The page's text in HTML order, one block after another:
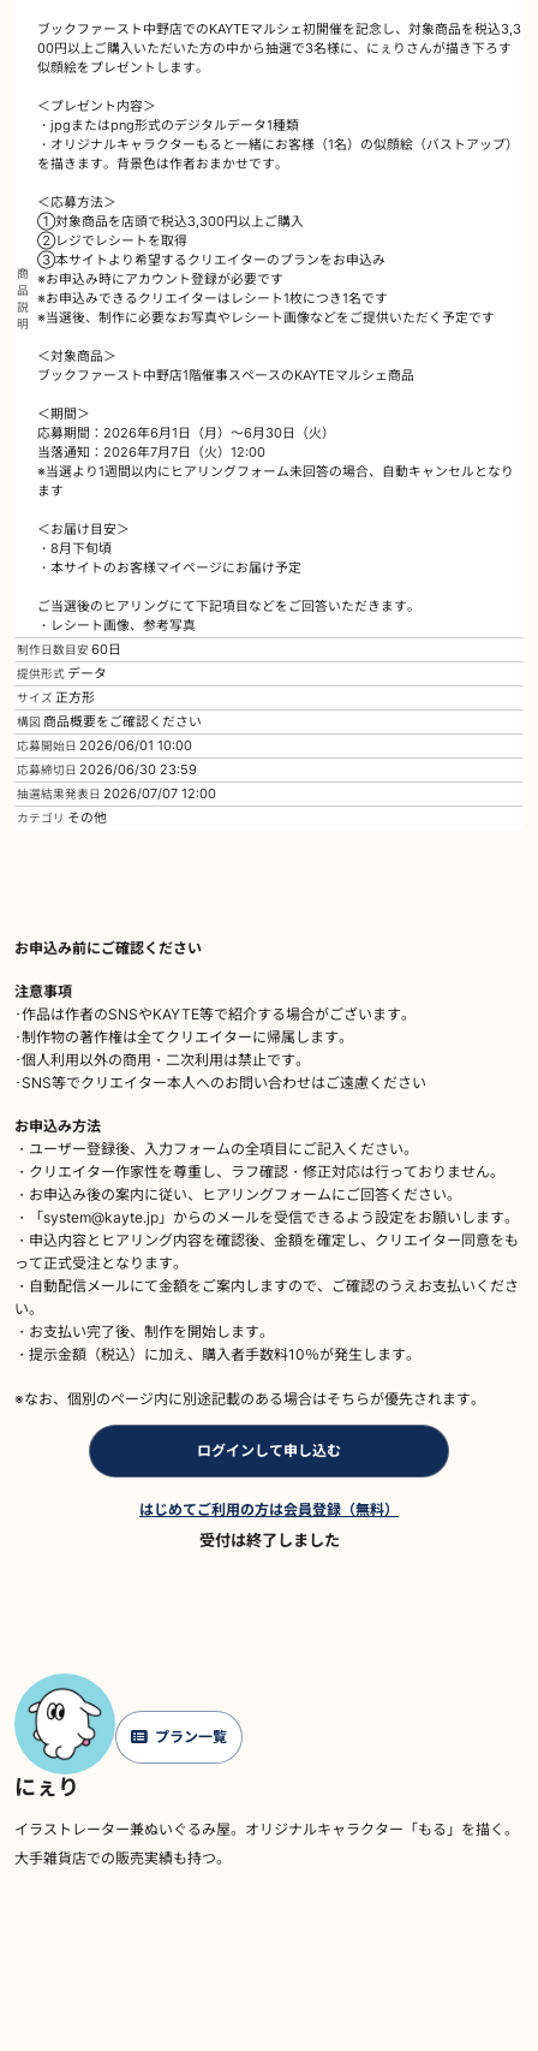
商
品
説
明
ブックファースト中野店でのKAYTEマルシェ初開催を記念し、対象商品を税込3,3
00円以上ご購入いただいた方の中から抽選で3名様に、にぇりさんが描き下ろす
似顔絵をプレゼントします。
＜プレゼント内容＞
・jpgまたはpng形式のデジタルデータ1種類
・オリジナルキャラクターもると一緒にお客様（1名）の似顔絵（バストアップ）
を描きます。背景色は作者おまかせです。
＜応募方法＞
①対象商品を店頭で税込3,300円以上ご購入
②レジでレシートを取得
③本サイトより希望するクリエイターのプランをお申込み
※お申込み時にアカウント登録が必要です
※お申込みできるクリエイターはレシート1枚につき1名です
※当選後、制作に必要なお写真やレシート画像などをご提供いただく予定です
＜対象商品＞
ブックファースト中野店1階催事スペースのKAYTEマルシェ商品
＜期間＞
応募期間：2026年6月1日（月）～6月30日（火）
当落通知：2026年7月7日（火）12:00
※当選より1週間以内にヒアリングフォーム未回答の場合、自動キャンセルとなり
ます
＜お届け目安＞
・8月下旬頃
・本サイトのお客様マイページにお届け予定
ご当選後のヒアリングにて下記項目などをご回答いただきます。
・レシート画像、参考写真
制作日数目安 60日
提供形式 データ
サイズ 正方形
構図 商品概要をご確認ください
応募開始日 2026/06/01 10:00
応募締切日 2026/06/30 23:59
抽選結果発表日 2026/07/07 12:00
カテゴリ その他
お申込み前にご確認ください
注意事項
･作品は作者のSNSやKAYTE等で紹介する場合がございます。
･制作物の著作権は全てクリエイターに帰属します。
･個人利用以外の商用・二次利用は禁止です。
･SNS等でクリエイター本人へのお問い合わせはご遠慮ください
お申込み方法
・ユーザー登録後、入力フォームの全項目にご記入ください。
・クリエイター作家性を尊重し、ラフ確認・修正対応は行っておりません。
・お申込み後の案内に従い、ヒアリングフォームにご回答ください。
・「system@kayte.jp」からのメールを受信できるよう設定をお願いします。
・申込内容とヒアリング内容を確認後、金額を確定し、クリエイター同意をも
って正式受注となります。
・自動配信メールにて金額をご案内しますので、ご確認のうえお支払いくださ
い。
・お支払い完了後、制作を開始します。
・提示金額（税込）に加え、購入者手数料10％が発生します。
※なお、個別のページ内に別途記載のある場合はそちらが優先されます。
ログインして申し込む
はじめてご利用の方は会員登録（無料）
受付は終了しました
にぇり
プラン一覧
イラストレーター兼ぬいぐるみ屋。オリジナルキャラクター「もる」を描く。
大手雑貨店での販売実績も持つ。